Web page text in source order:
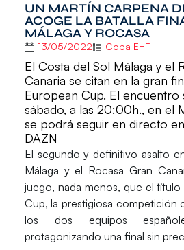
UN MARTÍN CARPENA
ACOGE LA BATALLA
MÁLAGA Y ROCASA
13/05/2022 Copa EHF
El Costa del Sol Málaga y el
Canaria se citan en la gran
European Cup. El encuentro
sábado, a las 20:00h., en el
se podrá seguir en directo
DAZN
El segundo y definitivo asalto
Málaga y el Rocasa Gran
juego, nada menos, que el título
Cup, la prestigiosa competición
los dos equipos
protagonizando una final sin